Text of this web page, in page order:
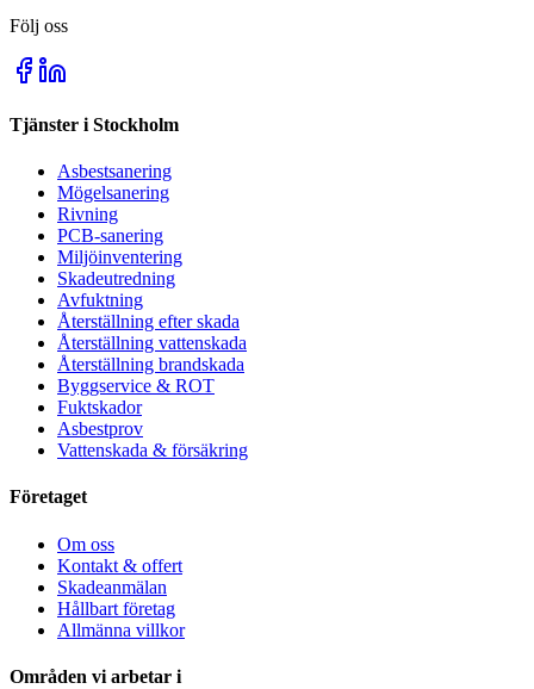
Följ oss
Tjänster i Stockholm
Asbestsanering
Mögelsanering
Rivning
PCB-sanering
Miljöinventering
Skadeutredning
Avfuktning
Återställning efter skada
Återställning vattenskada
Återställning brandskada
Byggservice & ROT
Fuktskador
Asbestprov
Vattenskada & försäkring
Företaget
Om oss
Kontakt & offert
Skadeanmälan
Hållbart företag
Allmänna villkor
Områden vi arbetar i